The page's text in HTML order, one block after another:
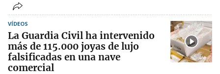
VÍDEOS
La Guardia Civil ha intervenido
más de 115.000 joyas de lujo
falsificadas en una nave
comercial